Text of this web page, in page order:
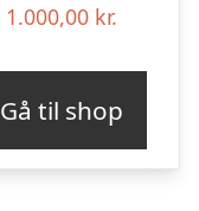
1.000,00 kr.
Gå til shop